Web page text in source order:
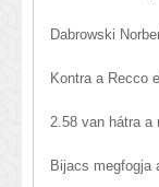
Dabrowski
Kontra a Recco
2.58 van hátra a
Bijacs megfogja